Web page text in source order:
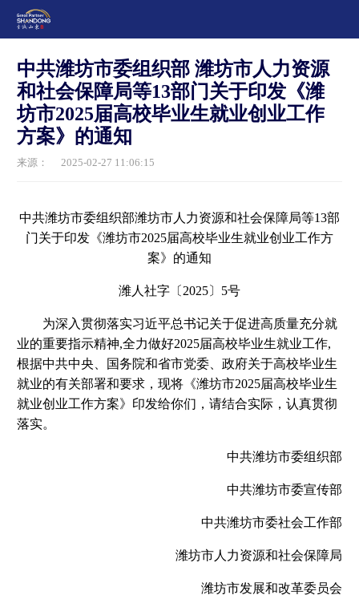
中共潍坊市委组织部 潍坊市人力资源
和社会保障局等13部门关于印发《潍
坊市2025届高校毕业生就业创业工作
方案》的通知
来源： 2025-02-27 11:06:15
中共潍坊市委组织部潍坊市人力资源和社会保障局等13部
门关于印发《潍坊市2025届高校毕业生就业创业工作方
案》的通知
潍人社字〔2025〕5号
为深入贯彻落实习近平总书记关于促进高质量充分就
业的重要指示精神,全力做好2025届高校毕业生就业工作,
根据中共中央、国务院和省市党委、政府关于高校毕业生
就业的有关部署和要求，现将《潍坊市2025届高校毕业生
就业创业工作方案》印发给你们，请结合实际，认真贯彻
落实。
中共潍坊市委组织部
中共潍坊市委宣传部
中共潍坊市委社会工作部
潍坊市人力资源和社会保障局
潍坊市发展和改革委员会